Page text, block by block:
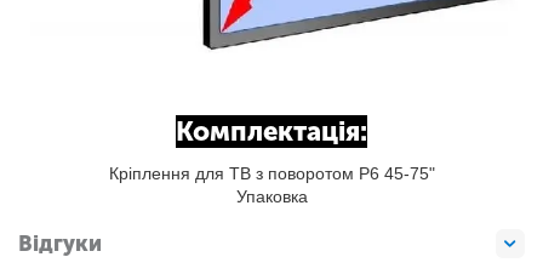
Комплектація:
Кріплення для ТВ з поворотом P6 45-75"
Упаковка
Відгуки